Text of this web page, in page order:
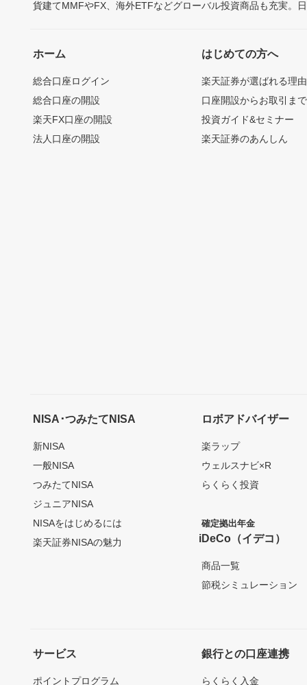
貨建てMMFやFX、海外ETFなどグローバル投資商品も充実。
ホーム
総合口座ログイン
総合口座の開設
楽天FX口座の開設
法人口座の開設
はじめての方へ
楽天証券が選ばれる理由
口座開設からお取引ま
投資ガイド&セミナー
楽天証券のあんしん
NISA･つみたてNISA
新NISA
一般NISA
つみたてNISA
ジュニアNISA
NISAをはじめるには
楽天証券NISAの魅力
ロボアドバイザー
楽ラップ
ウェルスナビ×R
らくらく投資
確定拠出年金
iDeCo（イデコ）
商品一覧
節税シミュレーション
サービス
ポイントプログラム
銀行との口座連携
らくらく入金